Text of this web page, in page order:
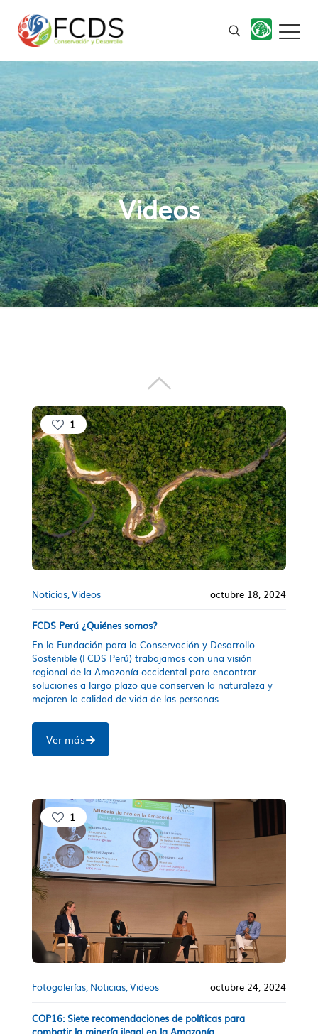
Videos
1
Noticias Videos octubre 18, 2024
FCDS Perú ¿Quiénes somos?
En la Fundación para la Conservación y Desarrollo
Sostenible (FCDS Perú) trabajamos con una visión
regional de la Amazonía occidental para encontrar
soluciones a largo plazo que conserven la naturaleza y
mejoren la calidad de vida de las personas.
Ver más
1
Fotogalerías Noticias Videos octubre 24, 2024
COP16: Siete recomendaciones de políticas para